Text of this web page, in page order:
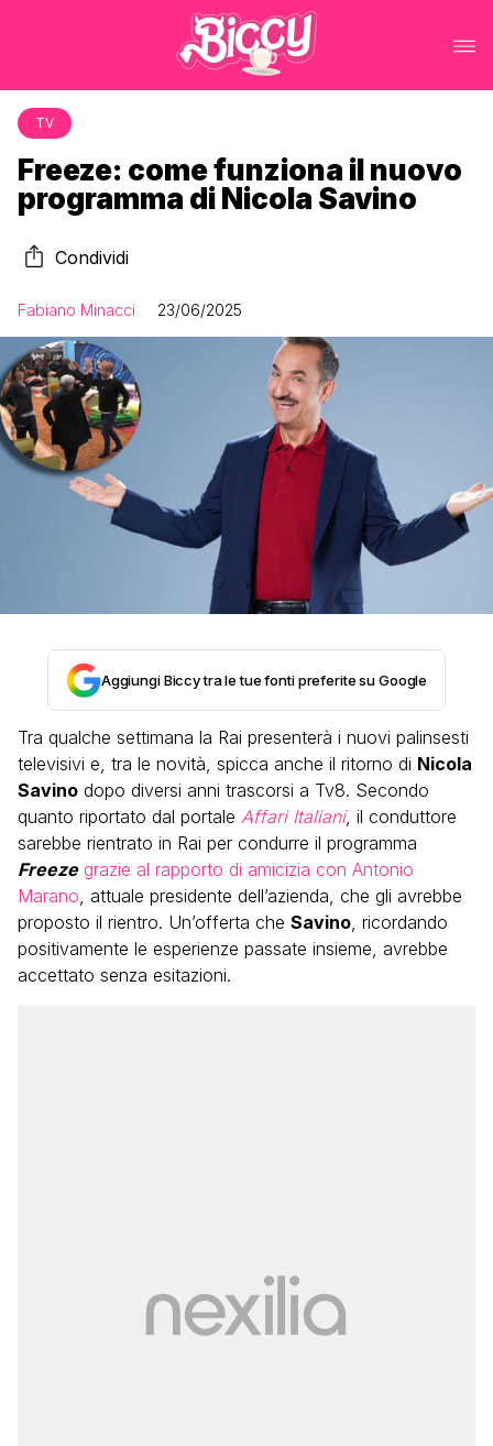
TV
Freeze: come funziona il nuovo
programma di Nicola Savino
Condividi
Fabiano Minacci 23/06/2025
Aggiungi Biccy tra le tue fonti preferite su Google
Tra qualche settimana la Rai presenterà i nuovi palinsesti
televisivi e, tra le novità, spicca anche il ritorno di Nicola
Savino dopo diversi anni trascorsi a Tv8. Secondo
quanto riportato dal portale Affari Italiani, il conduttore
sarebbe rientrato in Rai per condurre il programma
Freeze grazie al rapporto di amicizia con Antonio
Marano, attuale presidente dell’azienda, che gli avrebbe
proposto il rientro. Un’offerta che Savino, ricordando
positivamente le esperienze passate insieme, avrebbe
accettato senza esitazioni.